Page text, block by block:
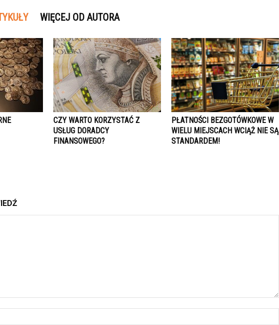
WIĘCEJ OD AUTORA
CZY WARTO KORZYSTAĆ Z
USŁUG DORADCY
FINANSOWEGO?
PŁATNOŚCI BEZGOTÓWKOWE W
WIELU MIEJSCACH WCIĄŻ NIE SĄ
STANDARDEM!